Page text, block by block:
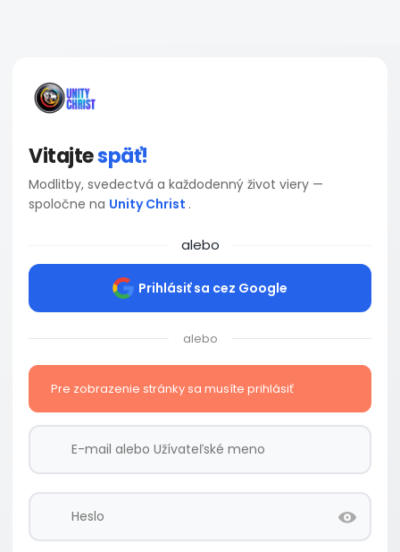
Vitajtespäť!
Modlitby, svedectvá a každodenný život viery —
spoločne na Unity Christ .
alebo
Prihlásiť sa cez Google
alebo
Pre zobrazenie stránky sa musíte prihlásiť